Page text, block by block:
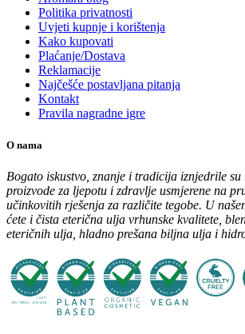
Politika privatnosti
Uvjeti kupnje i korištenja
Kako kupovati
Plaćanje/Dostava
Reklamacije
Najčešće postavljana pitanja
Kontakt
Pravila nagradne igre
O nama
Bogato iskustvo, znanje i tradicija iznjedrile
proizvode za ljepotu i zdravlje usmjerene na
učinkovitih rješenja za različite tegobe. U
ćete i čista eterična ulja vrhunske kvalitete,
eteričnih ulja, hladno prešana biljna ulja i